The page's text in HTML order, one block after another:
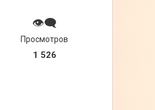
👁‍🗨
Просмотров
1 526